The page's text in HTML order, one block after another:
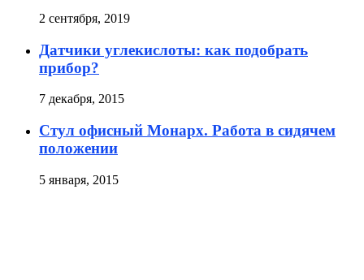
2 сентября, 2019
Датчики углекислоты: как подобрать
прибор?
7 декабря, 2015
Стул офисный Монарх. Работа в сидячем
положении
5 января, 2015